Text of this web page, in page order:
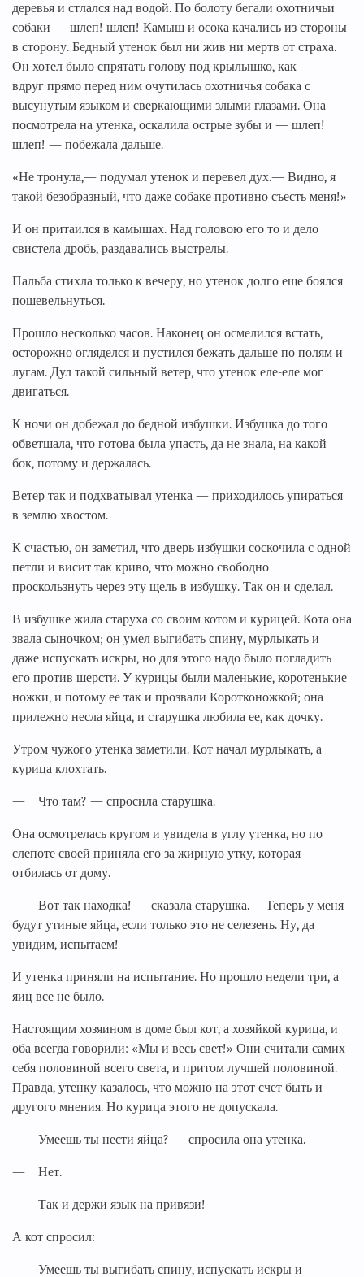
деревья и стлался над водой. По болоту бегали охотничьи
собаки — шлеп! шлеп! Камыш и осока качались из стороны
в сторону. Бедный утенок был ни жив ни мертв от страха.
Он хотел было спрятать голову под крылышко, как
вдруг прямо перед ним очутилась охотничья собака с
высунутым языком и сверкающими злыми глазами. Она
посмотрела на утенка, оскалила острые зубы и — шлеп!
шлеп! — побежала дальше.
«Не тронула,— подумал утенок и перевел дух.— Видно, я
такой безобразный, что даже собаке противно съесть меня!»
И он притаился в камышах. Над головою его то и дело
свистела дробь, раздавались выстрелы.
Пальба стихла только к вечеру, но утенок долго еще боялся
пошевельнуться.
Прошло несколько часов. Наконец он осмелился встать,
осторожно огляделся и пустился бежать дальше по полям и
лугам. Дул такой сильный ветер, что утенок еле-еле мог
двигаться.
К ночи он добежал до бедной избушки. Избушка до того
обветшала, что готова была упасть, да не знала, на какой
бок, потому и держалась.
Ветер так и подхватывал утенка — приходилось упираться
в землю хвостом.
К счастью, он заметил, что дверь избушки соскочила с одной
петли и висит так криво, что можно свободно
проскользнуть через эту щель в избушку. Так он и сделал.
В избушке жила старуха со своим котом и курицей. Кота она
звала сыночком; он умел выгибать спину, мурлыкать и
даже испускать искры, но для этого надо было погладить
его против шерсти. У курицы были маленькие, коротенькие
ножки, и потому ее так и прозвали Коротконожкой; она
прилежно несла яйца, и старушка любила ее, как дочку.
Утром чужого утенка заметили. Кот начал мурлыкать, а
курица клохтать.
— Что там? — спросила старушка.
Она осмотрелась кругом и увидела в углу утенка, но по
слепоте своей приняла его за жирную утку, которая
отбилась от дому.
— Вот так находка! — сказала старушка.— Теперь у меня
будут утиные яйца, если только это не селезень. Ну, да
увидим, испытаем!
И утенка приняли на испытание. Но прошло недели три, а
яиц все не было.
Настоящим хозяином в доме был кот, а хозяйкой курица, и
оба всегда говорили: «Мы и весь свет!» Они считали самих
себя половиной всего света, и притом лучшей половиной.
Правда, утенку казалось, что можно на этот счет быть и
другого мнения. Но курица этого не допускала.
— Умеешь ты нести яйца? — спросила она утенка.
— Нет.
— Так и держи язык на привязи!
А кот спросил:
— Умеешь ты выгибать спину, испускать искры и